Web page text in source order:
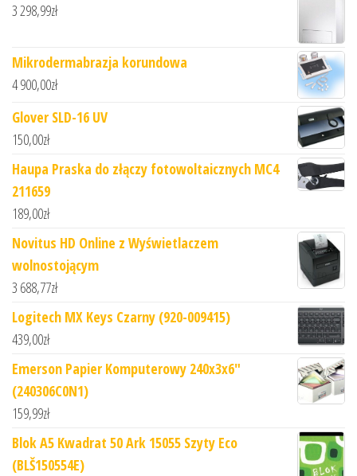
3 298,99zł
Mikrodermabrazja korundowa
4 900,00zł
Glover SLD-16 UV
150,00zł
Haupa Praska do złączy fotowoltaicznych MC4
211659
189,00zł
Novitus HD Online z Wyświetlaczem
wolnostojącym
3 688,77zł
Logitech MX Keys Czarny (920-009415)
439,00zł
Emerson Papier Komputerowy 240x3x6"
(240306C0N1)
159,99zł
Blok A5 Kwadrat 50 Ark 15055 Szyty Eco
(BLŠ150554E)